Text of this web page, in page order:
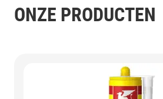
ONZE PRODUCTEN